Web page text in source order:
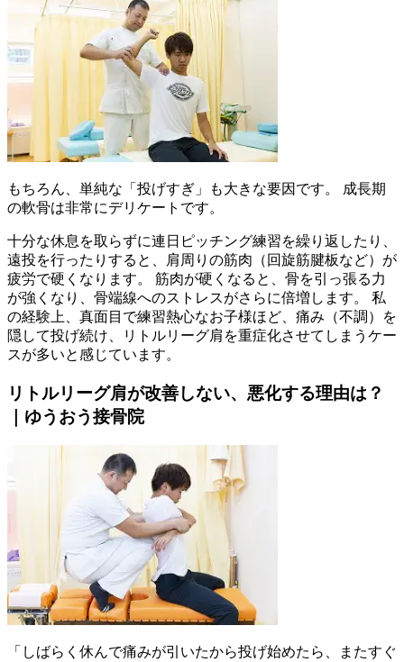
もちろん、単純な「投げすぎ」も大きな要因です。 成長期
の軟骨は非常にデリケートです。
十分な休息を取らずに連日ピッチング練習を繰り返したり、
遠投を行ったりすると、肩周りの筋肉（回旋筋腱板など）が
疲労で硬くなります。 筋肉が硬くなると、骨を引っ張る力
が強くなり、骨端線へのストレスがさらに倍増します。 私
の経験上、真面目で練習熱心なお子様ほど、痛み（不調）を
隠して投げ続け、リトルリーグ肩を重症化させてしまうケー
スが多いと感じています。
リトルリーグ肩が改善しない、悪化する理由は？
｜ゆうおう接骨院
「しばらく休んで痛みが引いたから投げ始めたら、またすぐ